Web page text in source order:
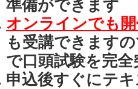
準備ができます
オンラインでも
も受講できます
で口頭試験を完
申込後すぐにテ